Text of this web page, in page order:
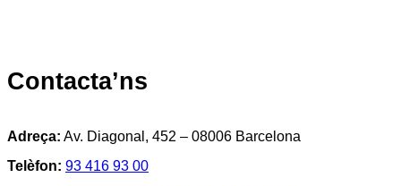
Contacta’ns
Adreça: Av. Diagonal, 452 – 08006 Barcelona
Telèfon: 93 416 93 00